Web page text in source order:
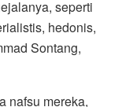
seperti
hedonis,
Sontang,
nafsu mereka,